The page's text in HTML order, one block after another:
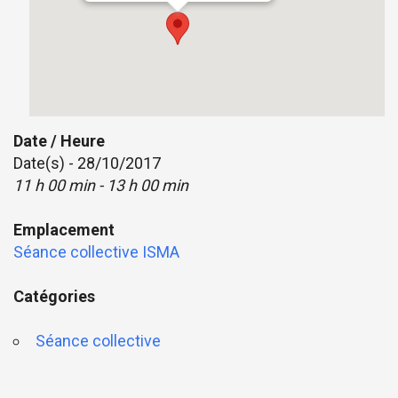
Date / Heure
Date(s) - 28/10/2017
11 h 00 min - 13 h 00 min
Emplacement
Séance collective ISMA
Catégories
Séance collective